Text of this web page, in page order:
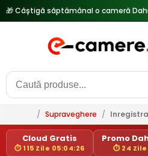
/ Supraveghere /
Cloud Gratis
⏱ 115 Zile 05:04:26
Promo
⏱ 24